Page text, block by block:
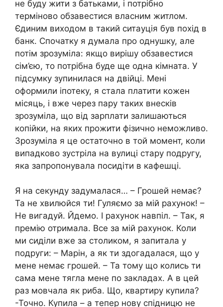
не буду жити з батьками, і потрібно
терміново обзавестися власним житлом.
Єдиним виходом в такий ситауція був похід в
банк. Спочатку я думала про однушку, але
потім зрозуміла: якщо вирішу обзавестися
сім’єю, то потрібна буде ще одна кімната. У
підсумку зупинилася на двійці. Мені
оформили іпотеку, я стала платити кожен
місяць, і вже через пару таких внесків
зрозуміла, що від зарплати залишаються
копійки, на яких прожити фізично неможливо.
Зрозуміла я це остаточно в той момент, коли
випадково зустріла на вулиці стару подругу,
яка запропонувала посидіти в кафешці.
Я на секунду задумалася… – Грошей немає?
Та не хвилюйся ти! Гуляємо за мій рахунок! –
Не вигадуй. Йдемо. І рахунок навпіл. – Так, я
премію отримала. Все за мій рахунок. Коли
ми сиділи вже за столиком, я запитала у
подруги: – Марін, а як ти здогадалася, що у
мене немає грошей. – Та тому що колись ти
сама мене тягла мене по закладах. А в цей
раз мовчала як риба. Що, квартиру купила?
-Точно. Купила – а тепер нову спідницю не